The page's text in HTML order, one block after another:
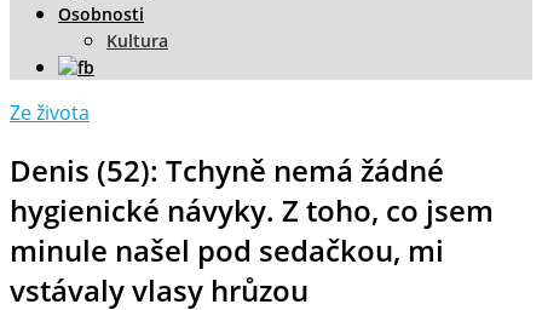
Osobnosti
Kultura
Ze života
Denis (52): Tchyně nemá žádné
hygienické návyky. Z toho, co jsem
minule našel pod sedačkou, mi
vstávaly vlasy hrůzou